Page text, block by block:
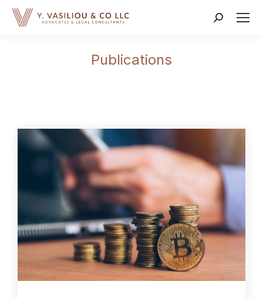
Publications